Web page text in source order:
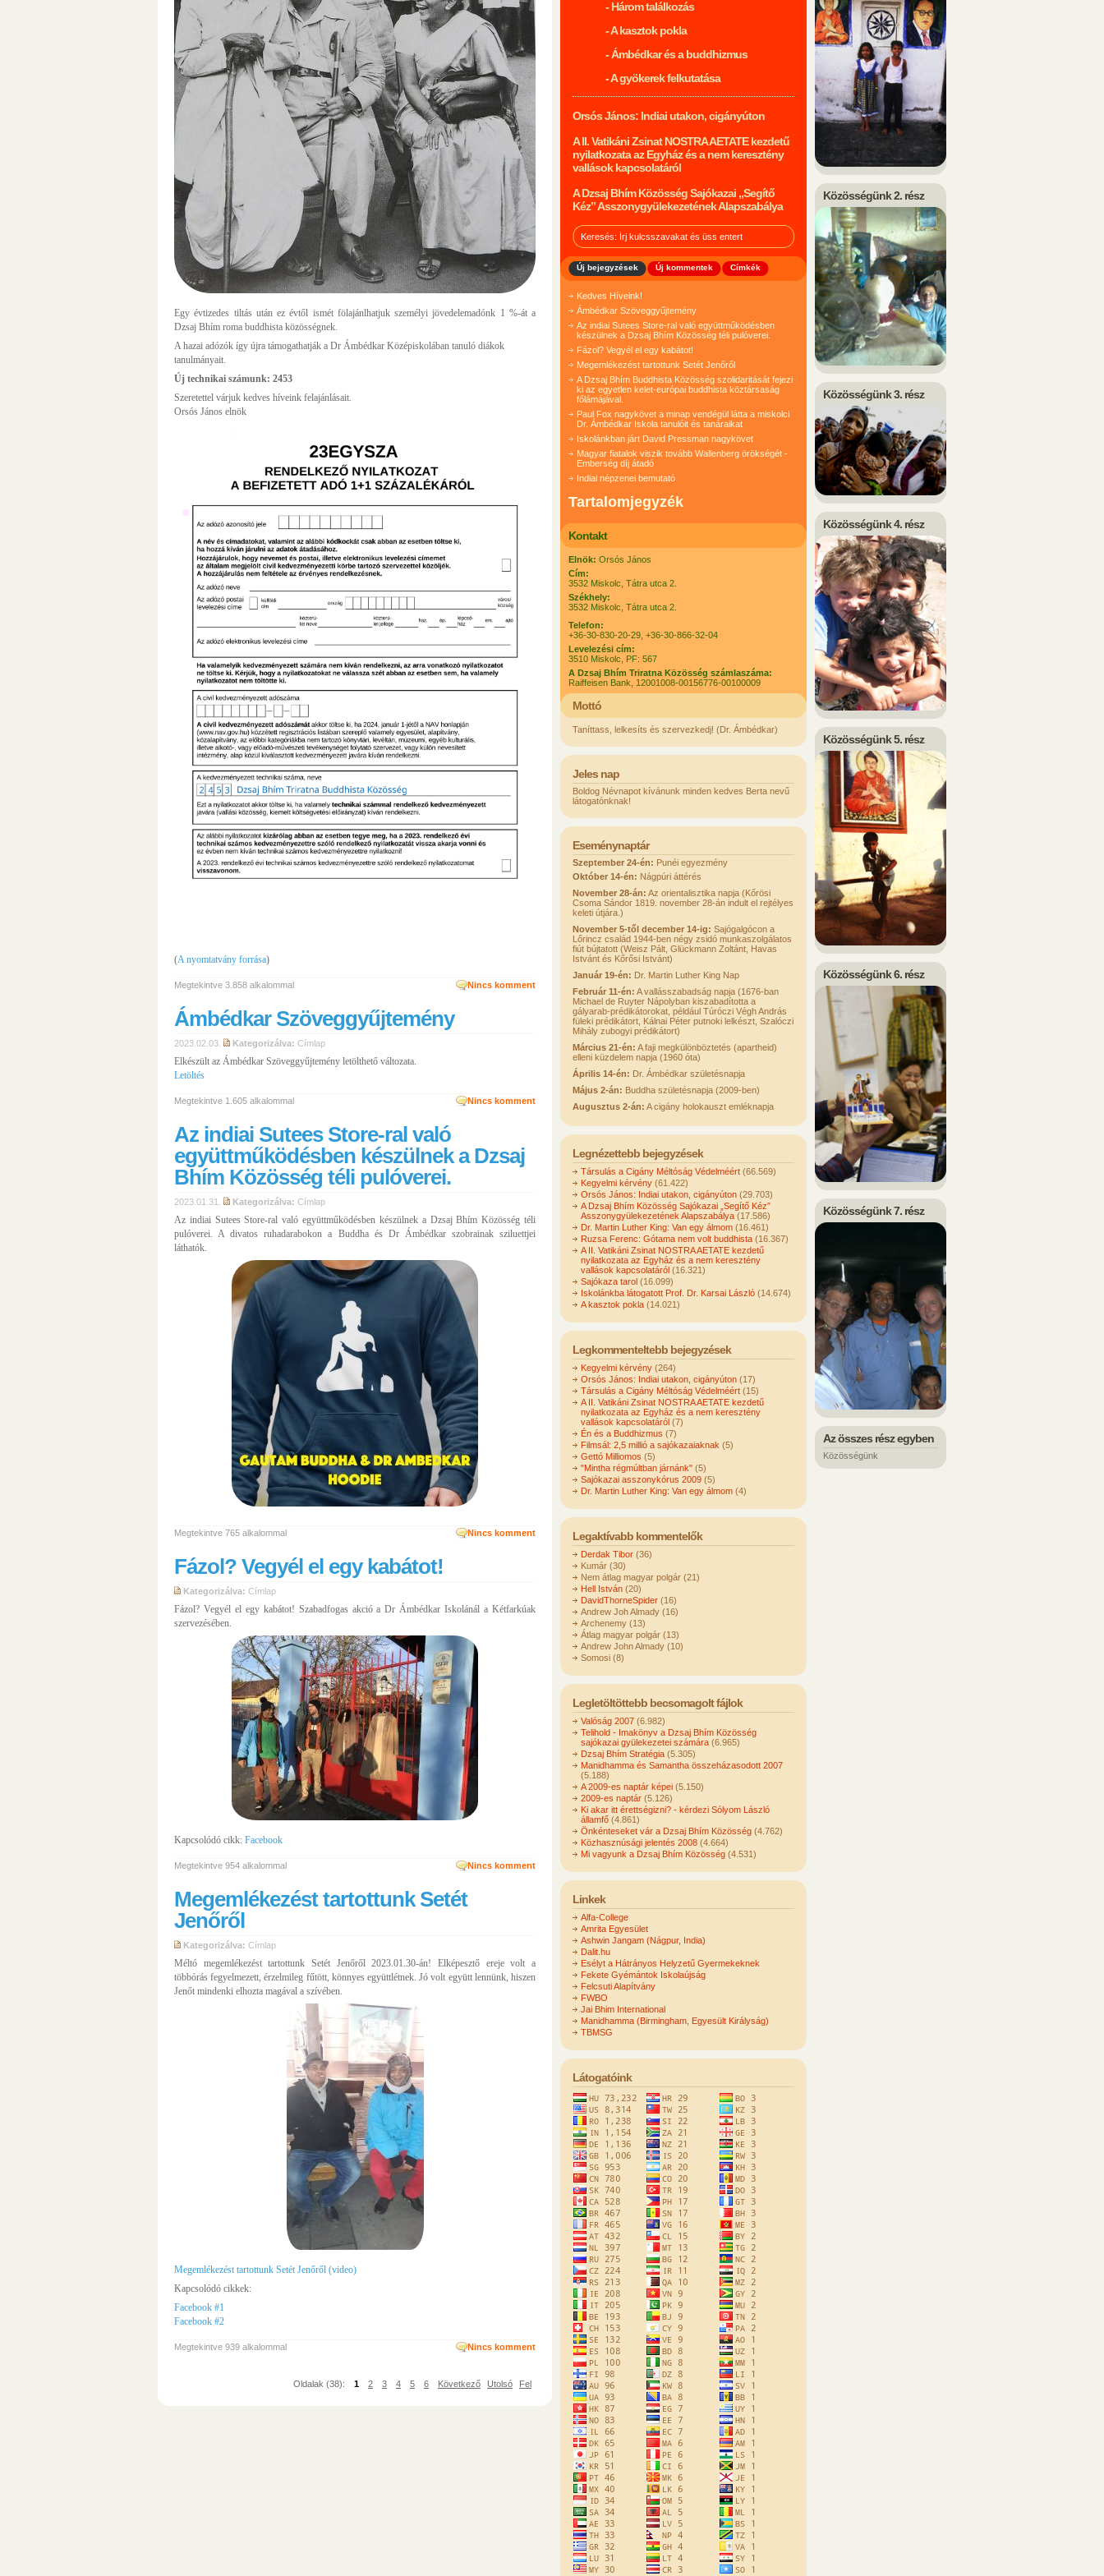
Egy évtizedes tiltás után ez évtől ismét fölajánlhatjuk személyi jövedelemadónk 1 %-át a
Dzsaj Bhím roma buddhista közösségnek.
A hazai adózók így újra támogathatják a Dr Ámbédkar Középiskolában tanuló diákok
tanulmányait.
Új technikai számunk: 2453
Szeretettel várjuk kedves híveink felajánlásait.
Orsós János elnök
(A nyomtatvány forrása)
Nincs komment
Megtekintve 3.858 alkalommal
Ámbédkar Szöveggyűjtemény
2023.02.03. Kategorizálva: Címlap
Elkészült az Ámbédkar Szöveggyűjtemény letölthető változata.
Letöltés
Nincs komment
Megtekintve 1.605 alkalommal
Az indiai Sutees Store-ral való
együttműködésben készülnek a Dzsaj
Bhím Közösség téli pulóverei.
2023.01.31. Kategorizálva: Címlap
Az indiai Sutees Store-ral való együttműködésben készülnek a Dzsaj Bhím Közösség téli
pulóverei. A divatos ruhadarabokon a Buddha és Dr Ámbédkar szobrainak sziluettjei
láthatók.
Nincs komment
Megtekintve 765 alkalommal
Fázol? Vegyél el egy kabátot!
Kategorizálva: Címlap
Fázol? Vegyél el egy kabátot! Szabadfogas akció a Dr Ámbédkar Iskolánál a Kétfarkúak
szervezésében.
Kapcsolódó cikk: Facebook
Nincs komment
Megtekintve 954 alkalommal
Megemlékezést tartottunk Setét
Jenőről
Kategorizálva: Címlap
Méltó megemlékezést tartottunk Setét Jenőről 2023.01.30-án! Elképesztő ereje volt a
többórás fegyelmezett, érzelmileg fűtött, könnyes együttlétnek. Jó volt együtt lennünk, hiszen
Jenőt mindenki elhozta magával a szívében.
Megemlékezést tartottunk Setét Jenőről (video)
Kapcsolódó cikkek:
Facebook #1
Facebook #2
Nincs komment
Megtekintve 939 alkalommal
Oldalak (38): 1 2 3 4 5 6 Következő Utolsó Fel
Közösségünk 2. rész
Közösségünk 3. rész
Közösségünk 4. rész
Közösségünk 5. rész
Közösségünk 6. rész
Közösségünk 7. rész
Az összes rész egyben
Közösségünk
- Három találkozás
- A kasztok pokla
- Ámbédkar és a buddhizmus
- A gyökerek felkutatása
Orsós János: Indiai utakon, cigányúton
A II. Vatikáni Zsinat NOSTRA AETATE kezdetű
nyilatkozata az Egyház és a nem keresztény
vallások kapcsolatáról
A Dzsaj Bhím Közösség Sajókazai „Segítő
Kéz” Asszonygyülekezetének Alapszabálya
Új bejegyzések Új kommentek Címkék
Kedves Híveink!
Ámbédkar Szöveggyűjtemény
Az indiai Sutees Store-ral való együttműködésben
készülnek a Dzsaj Bhím Közösség téli pulóverei.
Fázol? Vegyél el egy kabátot!
Megemlékezést tartottunk Setét Jenőről
A Dzsaj Bhím Buddhista Közösség szolidaritását fejezi
ki az egyetlen kelet-európai buddhista köztársaság
főlámájával.
Paul Fox nagykövet a minap vendégül látta a miskolci
Dr. Ámbédkar Iskola tanulóit és tanáraikat
Iskolánkban járt David Pressman nagykövet
Magyar fiatalok viszik tovább Wallenberg örökségét -
Emberség díj átadó
Indiai népzenei bemutató
Tartalomjegyzék
Kontakt
Elnök: Orsós János
Cím:
3532 Miskolc, Tátra utca 2.
Székhely:
3532 Miskolc, Tátra utca 2.
Telefon:
+36-30-830-20-29, +36-30-866-32-04
Levelezési cím:
3510 Miskolc, PF: 567
A Dzsaj Bhím Triratna Közösség számlaszáma:
Raiffeisen Bank, 12001008-00156776-00100009
Mottó
Taníttass, lelkesíts és szervezkedj! (Dr. Ámbédkar)
Jeles nap
Boldog Névnapot kívánunk minden kedves Berta nevű
látogatónknak!
Eseménynaptár
Szeptember 24-én: Punéi egyezmény
Október 14-én: Nágpúri áttérés
November 28-án: Az orientalisztika napja (Kőrösi
Csoma Sándor 1819. november 28-án indult el rejtélyes
keleti útjára.)
November 5-től december 14-ig: Sajógalgócon a
Lőrincz család 1944-ben négy zsidó munkaszolgálatos
fiút bújtatott (Weisz Pált, Glückmann Zoltánt, Havas
Istvánt és Kőrősi Istvánt)
Január 19-én: Dr. Martin Luther King Nap
Február 11-én: A vallásszabadság napja (1676-ban
Michael de Ruyter Nápolyban kiszabadította a
gályarab-prédikátorokat, például Túróczi Végh András
füleki prédikátort, Kálnai Péter putnoki lelkészt, Szalóczi
Mihály zubogyi prédikátort)
Március 21-én: A faji megkülönböztetés (apartheid)
elleni küzdelem napja (1960 óta)
Április 14-én: Dr. Ámbédkar születésnapja
Május 2-án: Buddha születésnapja (2009-ben)
Augusztus 2-án: A cigány holokauszt emléknapja
Legnézettebb bejegyzések
Társulás a Cigány Méltóság Védelméért (66.569)
Kegyelmi kérvény (61.422)
Orsós János: Indiai utakon, cigányúton (29.703)
A Dzsaj Bhím Közösség Sajókazai „Segítő Kéz”
Asszonygyülekezetének Alapszabálya (17.586)
Dr. Martin Luther King: Van egy álmom (16.461)
Ruzsa Ferenc: Gótama nem volt buddhista (16.367)
A II. Vatikáni Zsinat NOSTRA AETATE kezdetű
nyilatkozata az Egyház és a nem keresztény
vallások kapcsolatáról (16.321)
Sajókaza tarol (16.099)
Iskolánkba látogatott Prof. Dr. Karsai László (14.674)
A kasztok pokla (14.021)
Legkommenteltebb bejegyzések
Kegyelmi kérvény (264)
Orsós János: Indiai utakon, cigányúton (17)
Társulás a Cigány Méltóság Védelméért (15)
A II. Vatikáni Zsinat NOSTRA AETATE kezdetű
nyilatkozata az Egyház és a nem keresztény
vallások kapcsolatáról (7)
Én és a Buddhizmus (7)
Filmsál: 2,5 millió a sajókazaiaknak (5)
Gettó Milliomos (5)
"Mintha régmúltban járnánk" (5)
Sajókazai asszonykórus 2009 (5)
Dr. Martin Luther King: Van egy álmom (4)
Legaktívabb kommentelők
Derdak Tibor (36)
Kumár (30)
Nem átlag magyar polgár (21)
Hell István (20)
DavidThorneSpider (16)
Andrew Joh Almady (16)
Archenemy (13)
Átlag magyar polgár (13)
Andrew John Almady (10)
Somosi (8)
Legletöltöttebb becsomagolt fájlok
Valóság 2007 (6.982)
Telihold - Imakönyv a Dzsaj Bhím Közösség
sajókazai gyülekezetei számára (6.965)
Dzsaj Bhím Stratégia (5.305)
Manidhamma és Samantha összeházasodott 2007
(5.188)
A 2009-es naptár képei (5.150)
2009-es naptár (5.126)
Ki akar itt érettségizni? - kérdezi Sólyom László
államfő (4.861)
Önkénteseket vár a Dzsaj Bhím Közösség (4.762)
Közhasznúsági jelentés 2008 (4.664)
Mi vagyunk a Dzsaj Bhím Közösség (4.531)
Linkek
Alfa-College
Amrita Egyesület
Ashwin Jangam (Nágpur, India)
Dalit.hu
Esélyt a Hátrányos Helyzetű Gyermekeknek
Fekete Gyémántok Iskolaújság
Felcsuti Alapítvány
FWBO
Jai Bhim International
Manidhamma (Birmingham, Egyesült Királyság)
TBMSG
Látogatóink